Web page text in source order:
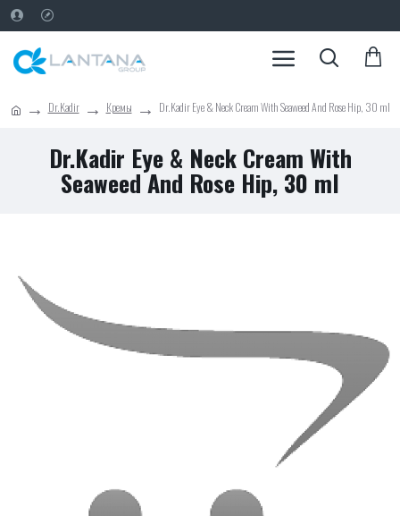
Dr.Kadir Кремы Dr.Kadir Eye & Neck Cream With Seaweed And Rose Hip, 30 ml
Dr.Kadir Eye & Neck Cream With
Seaweed And Rose Hip, 30 ml